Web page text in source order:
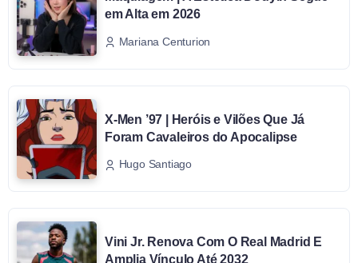
em Alta em 2026
Mariana Centurion
X-Men ’97 | Heróis e Vilões Que Já
Foram Cavaleiros do Apocalipse
Hugo Santiago
Vini Jr. Renova Com O Real Madrid E
Amplia Vínculo Até 2032